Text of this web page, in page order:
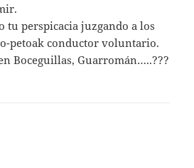
tu perspicacia juzgando a los
petoak conductor voluntario.
Boceguillas, Guarromán…..???